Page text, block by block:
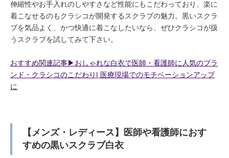
伸縮性やお手入れのしやすさなど性能にもこだわっており、楽に
着こなせるのもクラシコが開発するスクラブの魅力。黒いスクラ
ブを気品よく、かつ快適に着こなしたいなら、ぜひクラシコが扱
うスクラブを試してみて下さい。
おすすめ関連記事▶︎おしゃれな白衣で医師・看護師に人気のブラ
ンド・クラシコのこだわり| 医療現場でのモチベーションアップ
に
【メンズ・レディース】医師や看護師におす
すめの黒いスクラブ白衣